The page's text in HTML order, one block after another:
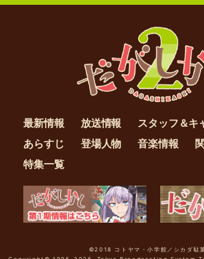
最新情報 放送情報
スタッフ＆キ
あらすじ
登場人物 音楽情報
特集一覧
©2018 コトヤマ・小学館／シカダ駄